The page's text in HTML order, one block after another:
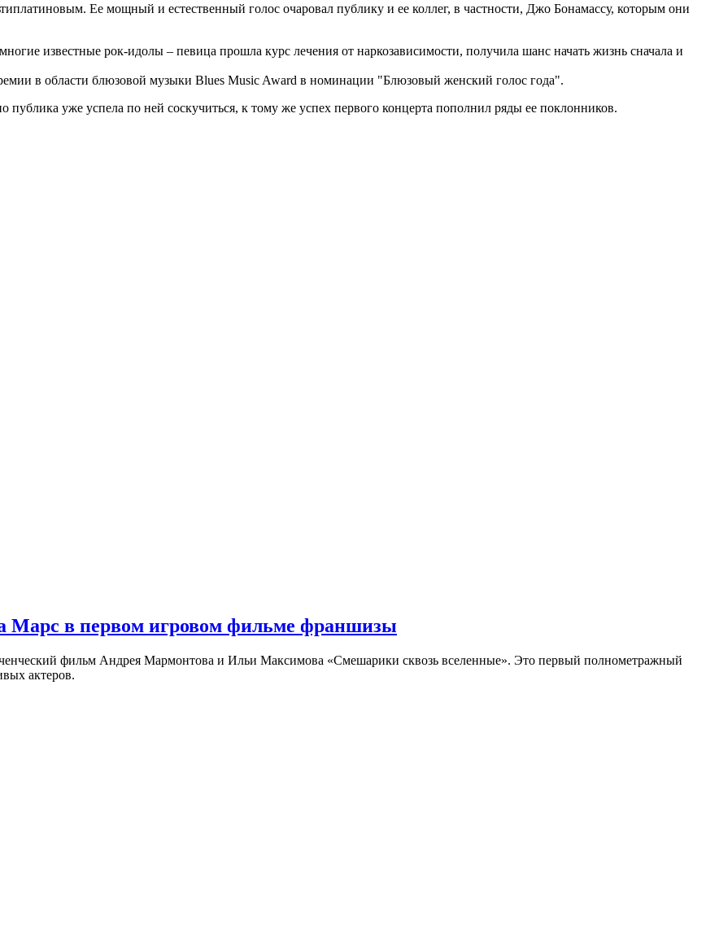
Ее мощный и естественный голос очаровал публику и ее коллег, в частности, Джо Бонамассу, которым они
известные рок-идолы – певица прошла курс лечения от наркозависимости, получила шанс начать жизнь сначала и
в области блюзовой музыки Blues Music Award в номинации "Блюзовый женский голос года".
публика уже успела по ней соскучиться, к тому же успех первого концерта пополнил ряды ее поклонников.
Марс в первом игровом фильме франшизы
фильм Андрея Мармонтова и Ильи Максимова «Смешарики сквозь вселенные». Это первый полнометражный
актеров.